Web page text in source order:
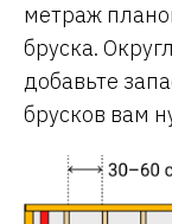
метраж
бруска.
добавьте
брусков вам